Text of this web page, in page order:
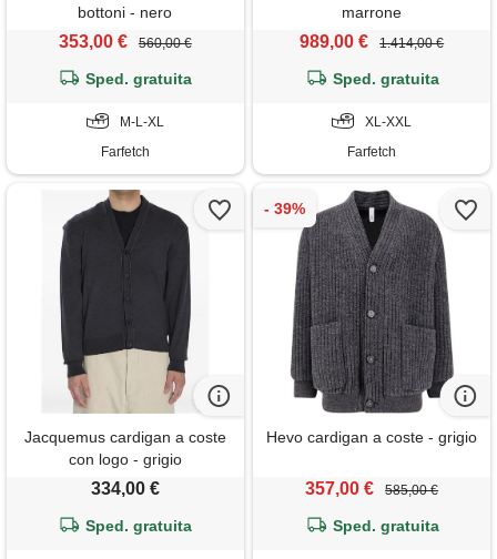
bottoni - nero
353,00 € 560,00 €
Sped. gratuita
M-L-XL
Farfetch
marrone
989,00 € 1.414,00 €
Sped. gratuita
XL-XXL
Farfetch
Jacquemus cardigan a coste
con logo - grigio
334,00 €
Sped. gratuita
Hevo cardigan a coste - grigio
357,00 € 585,00 €
Sped. gratuita